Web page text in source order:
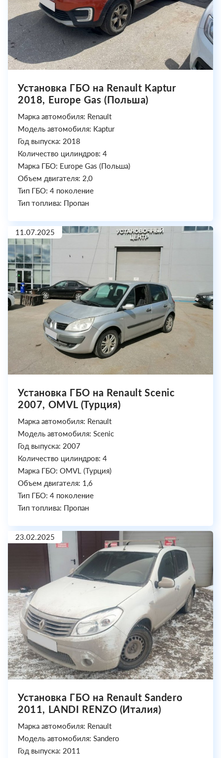
Установка ГБО на Renault Kaptur
2018, Europe Gas (Польша)
Марка автомобиля: Renault
Модель автомобиля: Kaptur
Год выпуска: 2018
Количество цилиндров: 4
Марка ГБО: Europe Gas (Польша)
Объем двигателя: 2,0
Тип ГБО: 4 поколение
Тип топлива: Пропан
11.07.2025
Установка ГБО на Renault Scenic
2007, OMVL (Турция)
Марка автомобиля: Renault
Модель автомобиля: Scenic
Год выпуска: 2007
Количество цилиндров: 4
Марка ГБО: OMVL (Турция)
Объем двигателя: 1,6
Тип ГБО: 4 поколение
Тип топлива: Пропан
23.02.2025
Установка ГБО на Renault Sandero
2011, LANDI RENZO (Италия)
Марка автомобиля: Renault
Модель автомобиля: Sandero
Год выпуска: 2011